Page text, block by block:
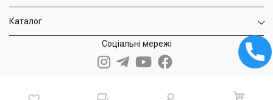
Лінійка постійно оновлюється, і ти завжди знайдеш Elf Bar
1500 Україна з лімітованими смаками або новинками сезону.
Компанія дбає про якість: кожен аромат насичений, без
хімозності й нав’язливого післясмаку. Збалансована міцність
нікотину й грамотний підбір ароматів роблять кожну затяжку
Якщо хочеться експериментувати — бери одразу кілька різних
Каталог
Соціальні мережі